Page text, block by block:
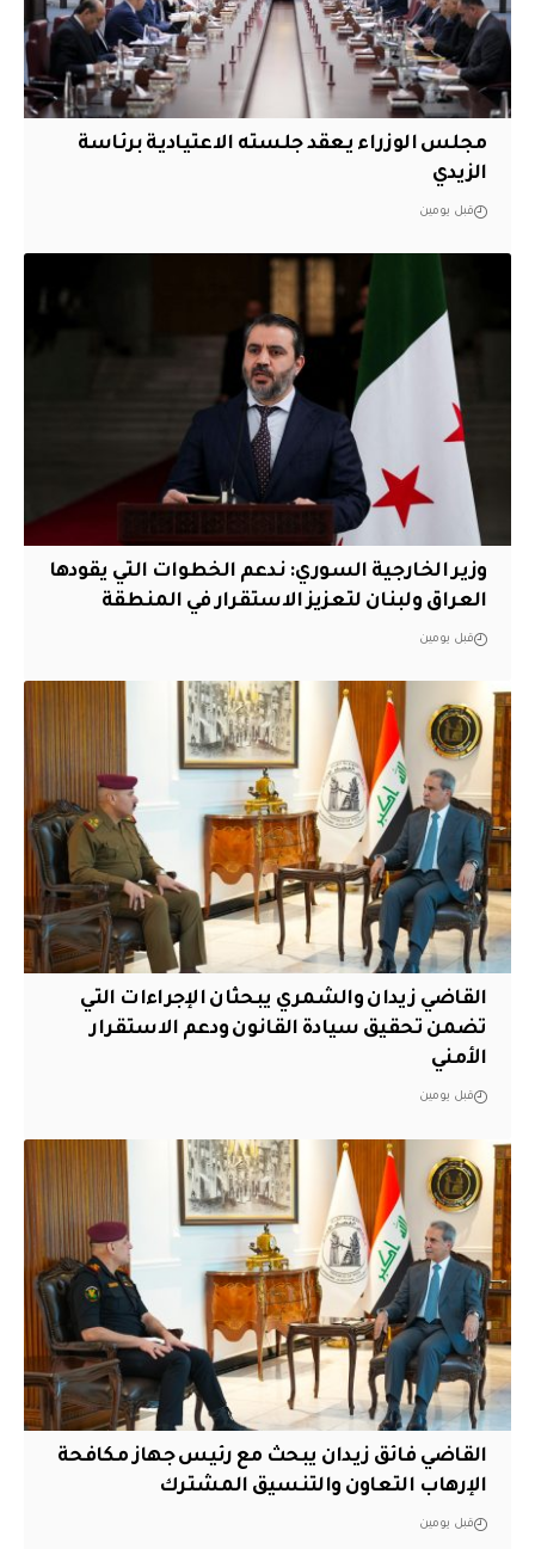
مجلس الوزراء يعقد جلسته الاعتيادية برئاسة
الزيدي
قبل يومين
وزير الخارجية السوري: ندعم الخطوات التي يقودها
العراق ولبنان لتعزيز الاستقرار في المنطقة
قبل يومين
القاضي زيدان والشمري يبحثان الإجراءات التي
تضمن تحقيق سيادة القانون ودعم الاستقرار
الأمني
قبل يومين
القاضي فائق زيدان يبحث مع رئيس جهاز مكافحة
الإرهاب التعاون والتنسيق المشترك
قبل يومين